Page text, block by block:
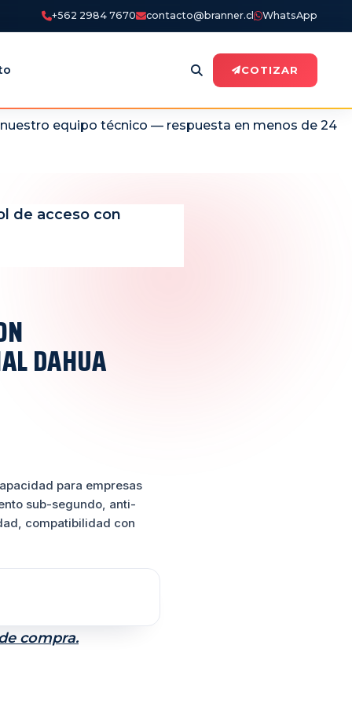
+562 2984 7670 contacto@branner.cl WhatsApp
COTIZAR
equipo técnico — respuesta en menos de 24
de acceso con
DAHUA
para empresas
sub-segundo, anti-
compatibilidad con
compra.